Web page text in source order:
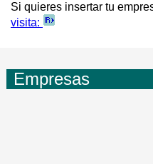
Si quieres insertar tu
visita:
Empresas